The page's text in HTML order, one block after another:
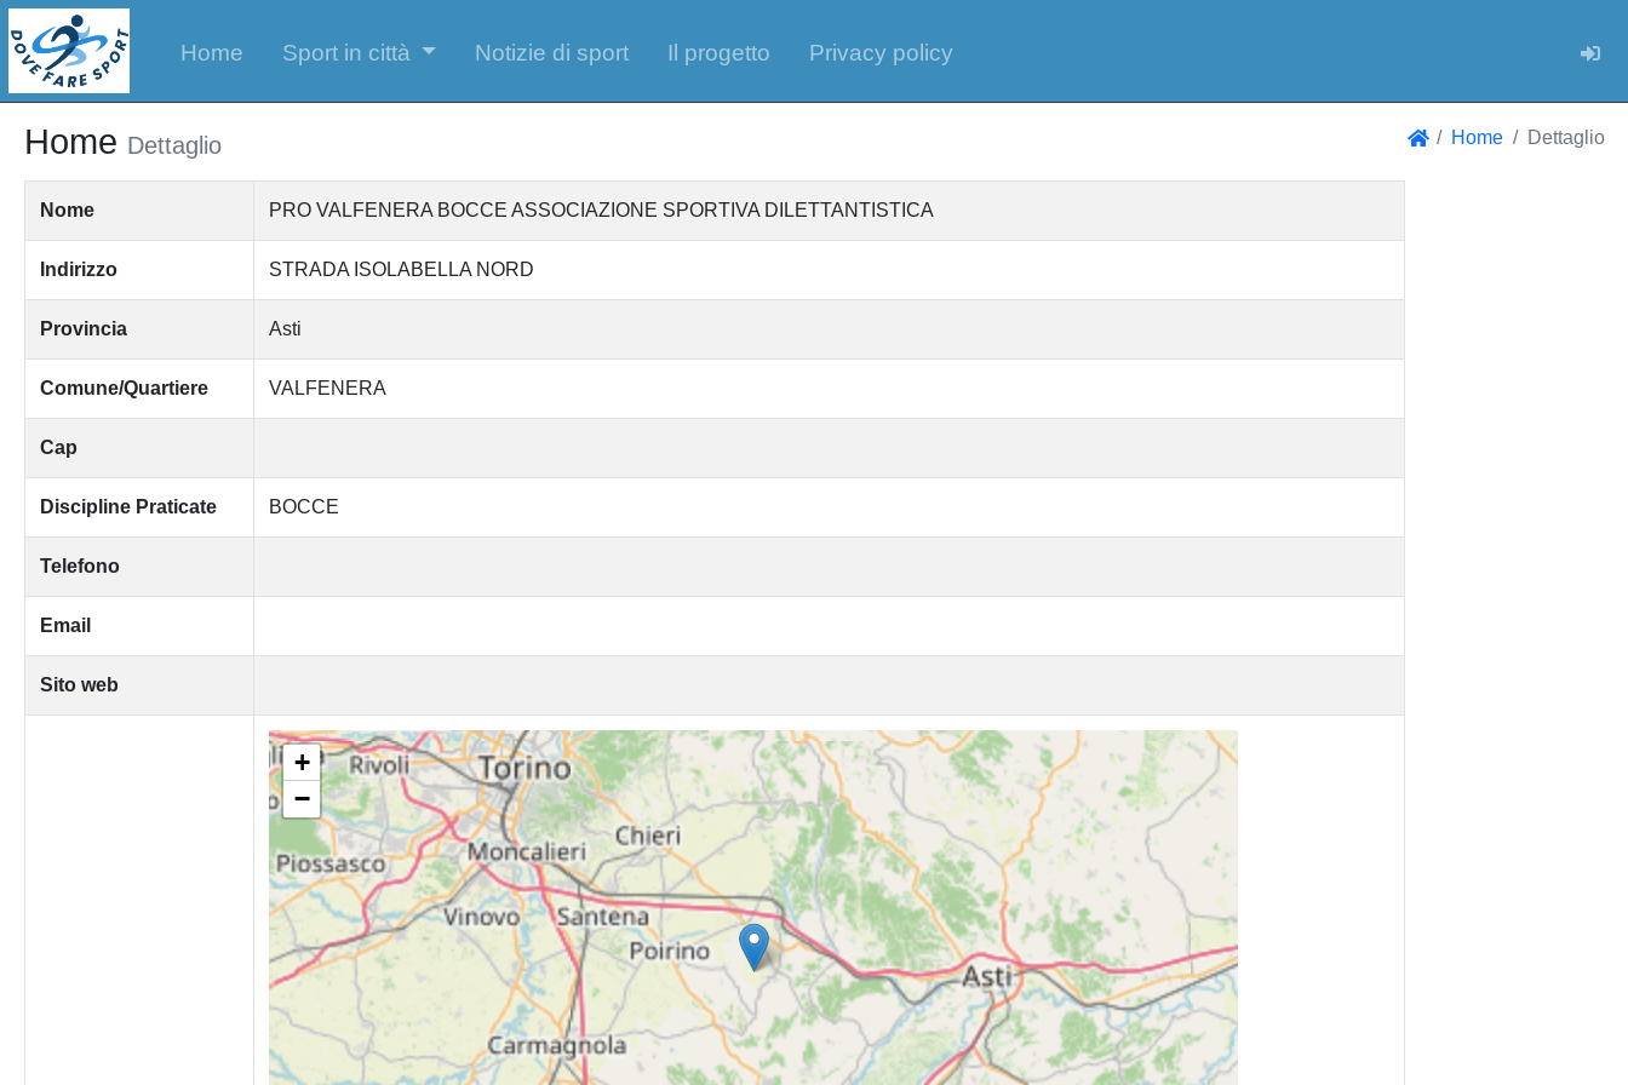
Home Sport in città Notizie di sport Il progetto Privacy policy
Home Dettaglio Home Dettaglio
Nome PRO VALFENERA BOCCE ASSOCIAZIONE SPORTIVA DILETTANTISTICA
Indirizzo STRADA ISOLABELLA NORD
Provincia Asti
Comune/Quartiere VALFENERA
Cap
Discipline Praticate BOCCE
Telefono
Email
Sito web
+
−